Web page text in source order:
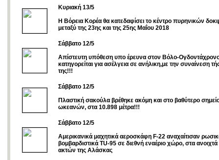
Κυριακή 13/5
Η Βόρεια Κορέα θα κατεδαφίσει το κέντρο πυρηνικών
μεταξύ της 23ης και της 25ης Μαΐου 2018
Σάββατο 12/5
Απίστευτη υπόθεση υπο έρευνα στον Βόλο-
κατηγορείται για ασέλγεια σε ανήλικη,με την συναίνεση
της!!!
Σάββατο 12/5
Πλαστική σακούλα βρέθηκε ακόμη και στο βαθύτερο
ωκεανών, στα 10.898 μέτρα!!!
Σάββατο 12/5
Αμερικανικά μαχητικά αεροσκάφη F-22 αναχαίτισαν
βομβαρδιστικά TU-95 σε διεθνή εναέριο χώρο, στα
ακτών της Αλάσκας